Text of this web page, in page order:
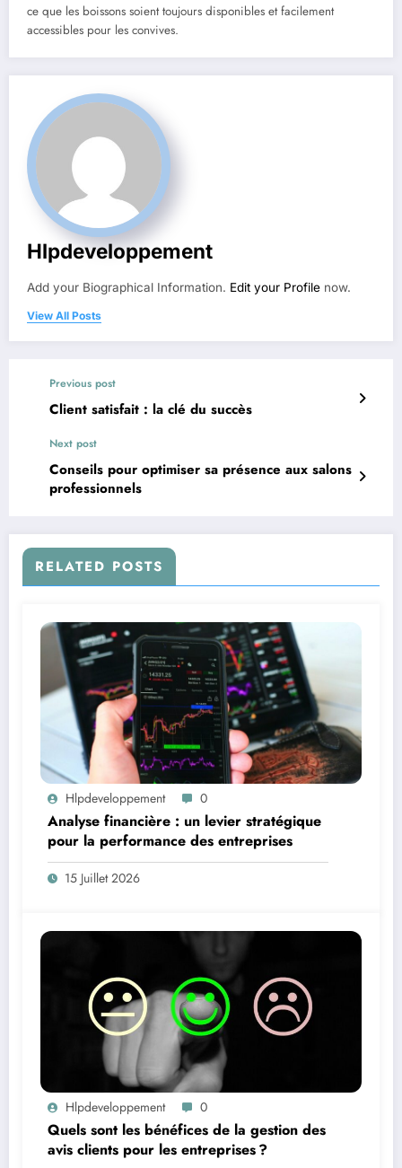
ce que les boissons soient toujours disponibles et facilement
accessibles pour les convives.
Hlpdeveloppement
Add your Biographical Information. Edit your Profile now.
View All Posts
Previous post
Client satisfait : la clé du succès
Next post
Conseils pour optimiser sa présence aux salons
professionnels
RELATED POSTS
Hlpdeveloppement 0
Analyse financière : un levier stratégique
pour la performance des entreprises
15 Juillet 2026
Hlpdeveloppement 0
Quels sont les bénéfices de la gestion des
avis clients pour les entreprises ?